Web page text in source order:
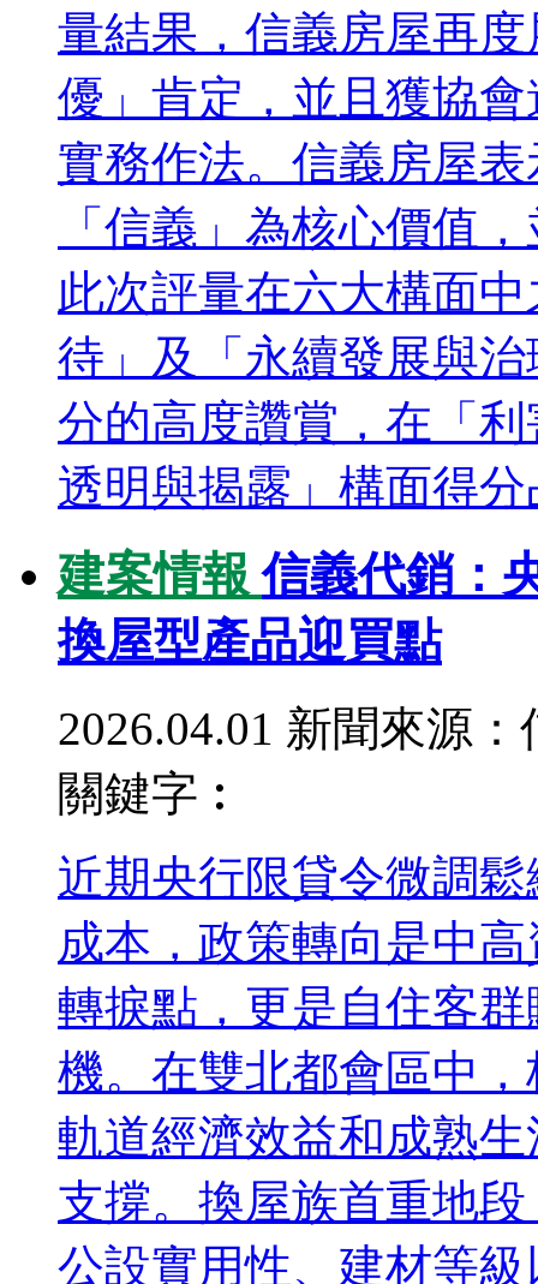
量結果，信義房屋再
優」肯定，並且獲協
實務作法。信義房屋
「信義」為核心價值
此次評量在六大構面
待」及「永續發展與
分的高度讚賞，在「
透明與揭露」構面得
建案情報信義代銷：
換屋型產品迎買點
2026.04.01 新聞來源：
關鍵字︰
近期央行限貸令微調
成本，政策轉向是中
轉捩點，更是自住客
機。在雙北都會區中
軌道經濟效益和成熟
支撐。換屋族首重地
公設實用性、建材等